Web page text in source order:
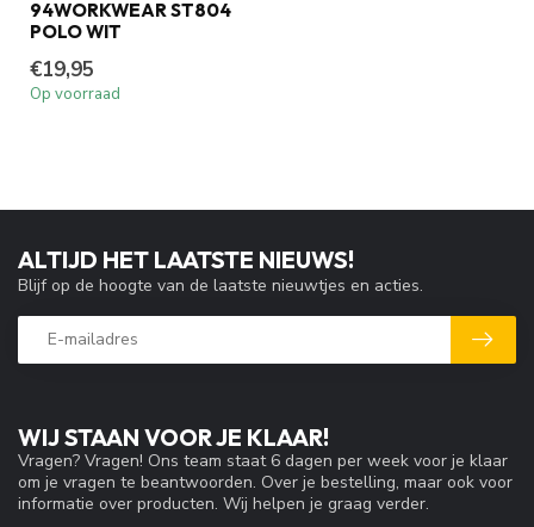
94WORKWEAR ST804
POLO WIT
€19,95
Op voorraad
WIJ STAAN VOOR JE KLAAR!
Vragen? Vragen! Ons team staat 6 dagen per week voor je klaar
om je vragen te beantwoorden. Over je bestelling, maar ook voor
informatie over producten. Wij helpen je graag verder.
ALTIJD HET LAATSTE NIEUWS!
Blijf op de hoogte van de laatste nieuwtjes en acties.